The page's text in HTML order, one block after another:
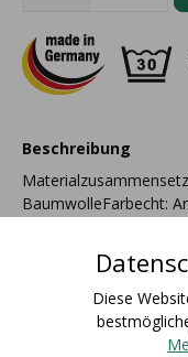
Beschreibung
BaumwolleFarbecht:
Bewertungen
Diese